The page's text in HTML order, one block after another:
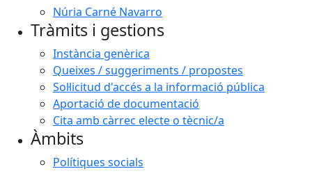
Núria Carné Navarro
Tràmits i gestions
Instància genèrica
Queixes / suggeriments / propostes
Sol·licitud d'accés a la informació pública
Aportació de documentació
Cita amb càrrec electe o tècnic/a
Àmbits
Polítiques socials